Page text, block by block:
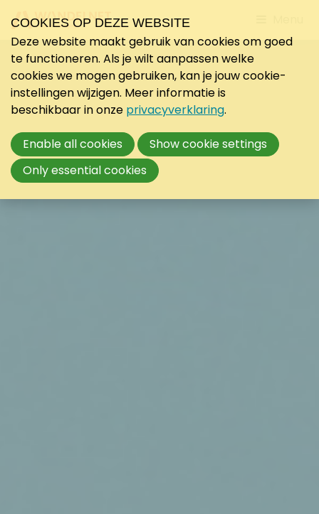
to
COOKIES OP DEZE WEBSITE
Deze website maakt gebruik van cookies om goed
te functioneren. Als je wilt aanpassen welke
cookies we mogen gebruiken, kan je jouw cookie-
instellingen wijzigen. Meer informatie is
beschikbaar in onze privacyverklaring.
Enable all cookies
Show cookie settings
Only essential cookies